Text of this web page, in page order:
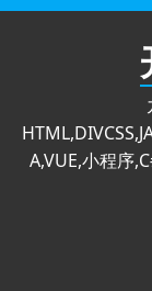
跳
A,VUE,小程序